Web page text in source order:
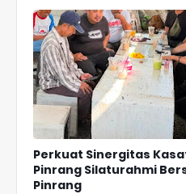
Perkuat Sinergitas
Pinrang Silaturahmi
Pinrang